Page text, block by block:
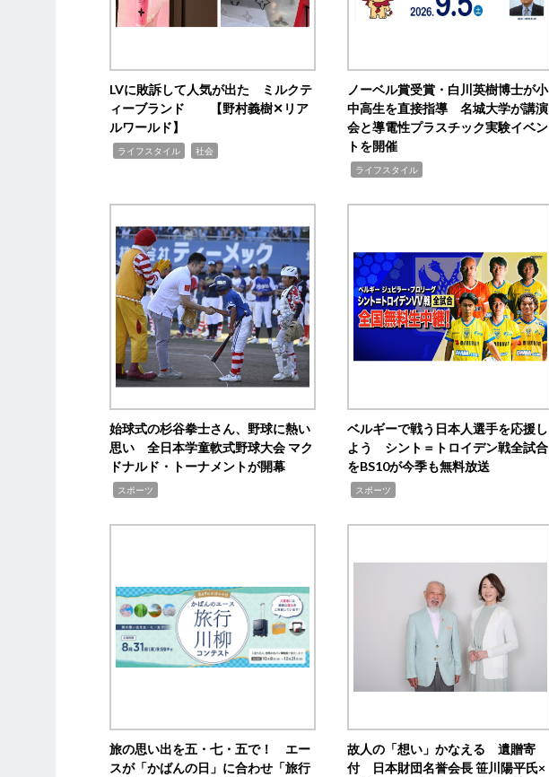
LVに敗訴して人気が出た ミルクテ
ィーブランド 【野村義樹✕リア
ルワールド】
ライフスタイル 社会
ノーベル賞受賞・白川英樹博士が小
中高生を直接指導 名城大学が講演
会と導電性プラスチック実験イベン
トを開催
ライフスタイル
始球式の杉谷拳士さん、野球に熱い
思い 全日本学童軟式野球大会 マク
ドナルド・トーナメントが開幕
スポーツ
ベルギーで戦う日本人選手を応援し
よう シント＝トロイデン戦全試合
をBS10が今季も無料放送
スポーツ
旅の思い出を五・七・五で！ エー
スが「かばんの日」に合わせ「旅行
故人の「想い」かなえる 遺贈寄
付 日本財団名誉会長 笹川陽平氏×